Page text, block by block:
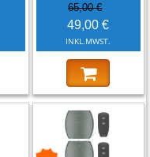
65,00 €
49,00 €
INKL.MWST.